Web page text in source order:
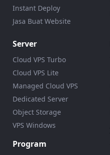
Instant Deploy
Jasa Buat Website
Server
Cloud VPS Turbo
Cloud VPS Lite
Managed Cloud VPS
Dedicated Server
Object Storage
VPS Windows
Program